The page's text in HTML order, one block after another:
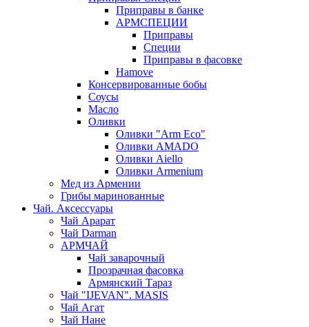
Приправы в банке
АРМСПЕЦИИ
Приправы
Специи
Приправы в фасовке
Hamove
Консервированные бобы
Соусы
Масло
Оливки
Оливки "Arm Eco"
Оливки AMADO
Оливки Aiello
Оливки Armenium
Мед из Армении
Грибы маринованные
Чай. Аксессуары
Чай Арарат
Чай Darman
АРМЧАЙ
Чай заварочный
Прозрачная фасовка
Армянский Тараз
Чай "IJEVAN". MASIS
Чай Агат
Чай Нане